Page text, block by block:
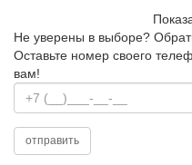
Не уверены в выборе?
Оставьте номер своего
вам!